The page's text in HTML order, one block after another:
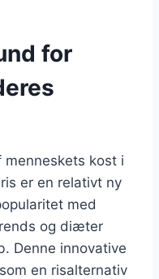
for
kost i
er en relativt ny
med
og diæter
Denne innovative
en risalternativ